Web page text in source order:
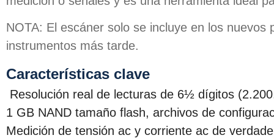
NOTA: El escáner solo se incluye en los
instrumentos más tarde.
Características clave
Resolución real de lecturas de 6½ dígitos
1 GB NAND tamaño flash, archivos de
Medición de tensión ac y corriente ac de